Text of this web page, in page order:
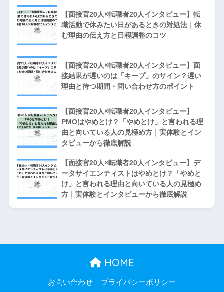
【面接官20人×転職者20人インタビュー】転
職活動で休みたい日があるときの対処法｜休
む理由の伝え方と日程調整のコツ
【面接官20人×転職者20人インタビュー】面
接結果が遅いのは「キープ」のサイン？遅い
理由と待つ期間・問い合わせ方のポイント
【面接官20人×転職者20人インタビュー】
PMOはやめとけ？「やめとけ」と言われる理
由と向いている人の見極め方｜実体験とイン
タビューから徹底解説
【面接官20人×転職者20人インタビュー】デ
ータサイエンティストはやめとけ？「やめと
け」と言われる理由と向いている人の見極め
方｜実体験とインタビューから徹底解説
HOME
お問い合わせ プライバシーポリシー